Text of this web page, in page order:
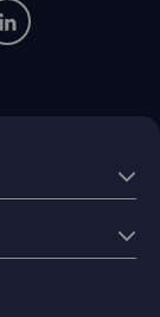
sur Twitter
nous sur
: rejoignez-nous
fenêtre :
Nouvelle fenêtre :